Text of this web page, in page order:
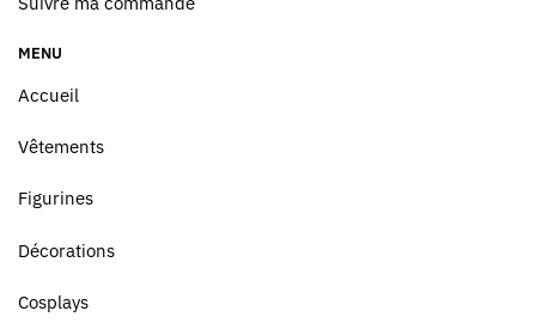
MENU
Accueil
Vêtements
Figurines
Décorations
Cosplays